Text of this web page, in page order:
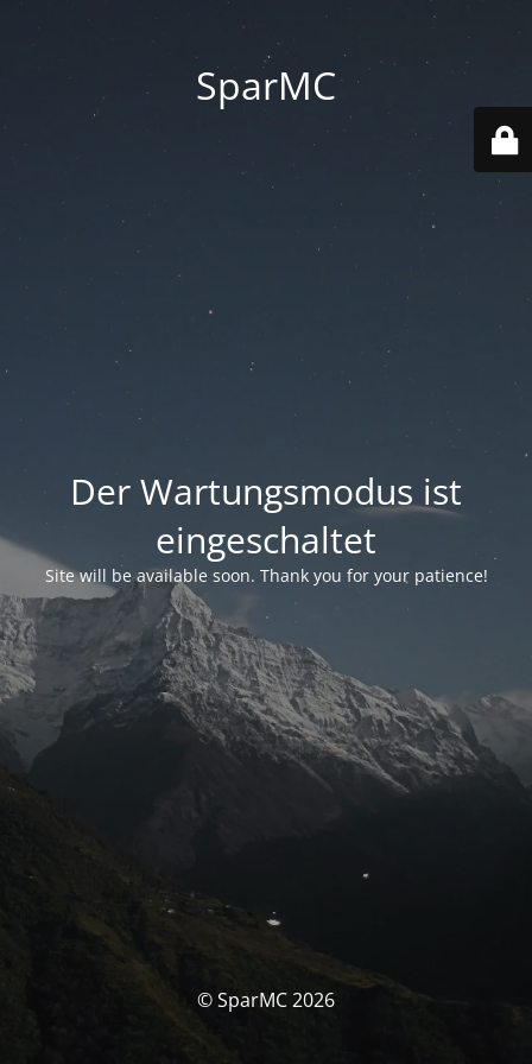
SparMC
Der Wartungsmodus ist
eingeschaltet
Site will be available soon. Thank you for your patience!
© SparMC 2026